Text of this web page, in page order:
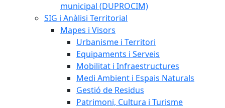
municipal (DUPROCIM)
SIG i Anàlisi Territorial
Mapes i Visors
Urbanisme i Territori
Equipaments i Serveis
Mobilitat i Infraestructures
Medi Ambient i Espais Naturals
Gestió de Residus
Patrimoni, Cultura i Turisme